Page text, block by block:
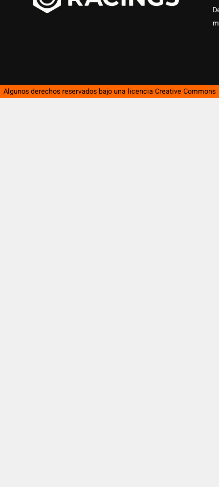
Algunos derechos reservados bajo una licencia Creative Commons